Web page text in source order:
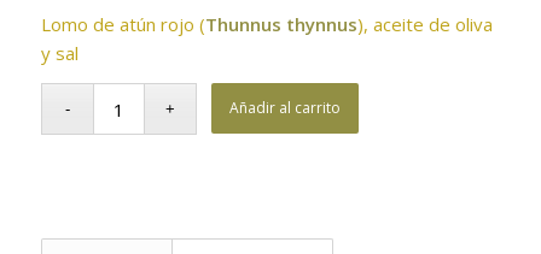
Lomo de atún rojo (Thunnus thynnus), aceite de oliva
y sal
Añadir al carrito